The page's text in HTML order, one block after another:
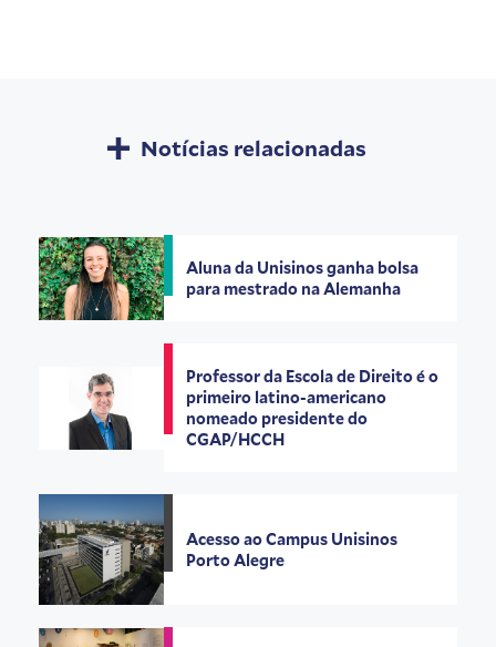
Notícias relacionadas
Aluna da Unisinos ganha bolsa
para mestrado na Alemanha
Professor da Escola de Direito é o
primeiro latino-americano
nomeado presidente do
CGAP/HCCH
Acesso ao Campus Unisinos
Porto Alegre